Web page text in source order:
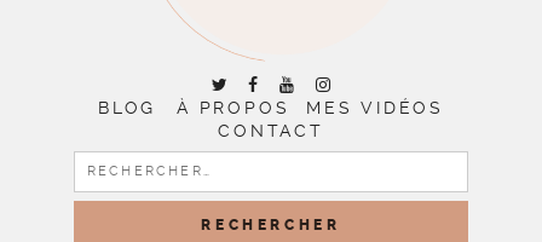
BLOG À PROPOS
MES VIDÉOS
CONTACT
RECHERCHER :